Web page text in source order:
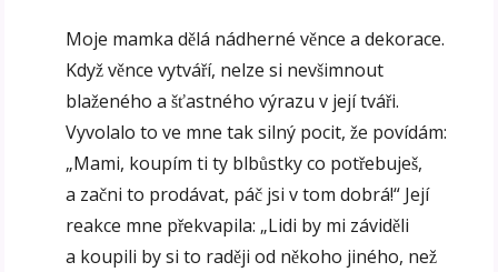
Moje mamka dělá nádherné věnce a dekorace.
Když věnce vytváří, nelze si nevšimnout
blaženého a šťastného výrazu v její tváři.
Vyvolalo to ve mne tak silný pocit, že povídám:
„Mami, koupím ti ty blbůstky co potřebuješ,
a začni to prodávat, páč jsi v tom dobrá!“ Její
reakce mne překvapila: „Lidi by mi záviděli
a koupili by si to raději od někoho jiného, než